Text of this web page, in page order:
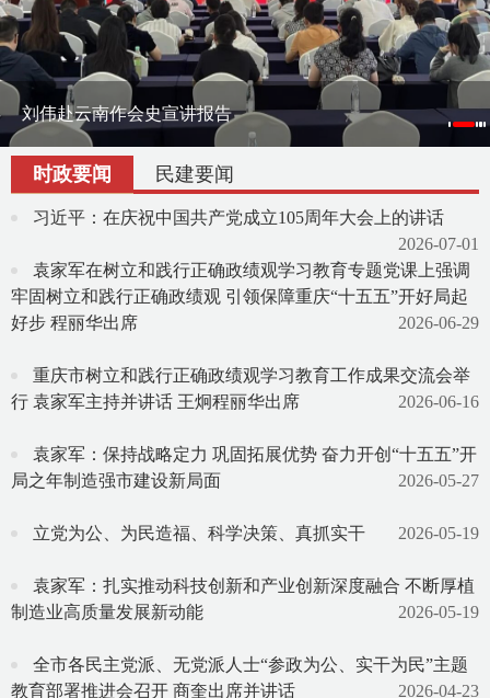
刘伟率课题组赴宁夏调研地方组织会员发展
渝滇民建书画院在昆明举办交流笔会
刘伟赴云南作会史宣讲报告
时政要闻 民建要闻
习近平：在庆祝中国共产党成立105周年大会上的讲话
2026-07-01
袁家军在树立和践行正确政绩观学习教育专题党课上强调
牢固树立和践行正确政绩观 引领保障重庆“十五五”开好局起
好步 程丽华出席
2026-06-29
重庆市树立和践行正确政绩观学习教育工作成果交流会举
行 袁家军主持并讲话 王炯程丽华出席
2026-06-16
袁家军：保持战略定力 巩固拓展优势 奋力开创“十五五”开
局之年制造强市建设新局面
2026-05-27
立党为公、为民造福、科学决策、真抓实干 2026-05-19
袁家军：扎实推动科技创新和产业创新深度融合 不断厚植
制造业高质量发展新动能
2026-05-19
全市各民主党派、无党派人士“参政为公、实干为民”主题
教育部署推进会召开 商奎出席并讲话
2026-04-23